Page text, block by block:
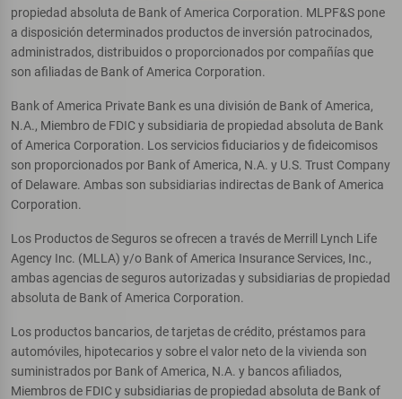
propiedad absoluta de Bank of America Corporation. MLPF&S pone
a disposición determinados productos de inversión patrocinados,
administrados, distribuidos o proporcionados por compañías que
son afiliadas de Bank of America Corporation.
Bank of America Private Bank es una división de Bank of America,
N.A., Miembro de FDIC y subsidiaria de propiedad absoluta de Bank
of America Corporation. Los servicios fiduciarios y de fideicomisos
son proporcionados por Bank of America, N.A. y U.S. Trust Company
of Delaware. Ambas son subsidiarias indirectas de Bank of America
Corporation.
Los Productos de Seguros se ofrecen a través de Merrill Lynch Life
Agency Inc. (MLLA) y/o Bank of America Insurance Services, Inc.,
ambas agencias de seguros autorizadas y subsidiarias de propiedad
absoluta de Bank of America Corporation.
Los productos bancarios, de tarjetas de crédito, préstamos para
automóviles, hipotecarios y sobre el valor neto de la vivienda son
suministrados por Bank of America, N.A. y bancos afiliados,
Miembros de FDIC y subsidiarias de propiedad absoluta de Bank of